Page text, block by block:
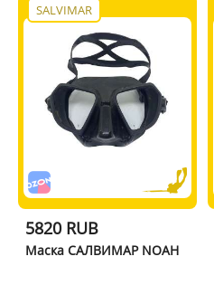
SALVIMAR
5820 RUB
Маска САЛВИМАР NOAH